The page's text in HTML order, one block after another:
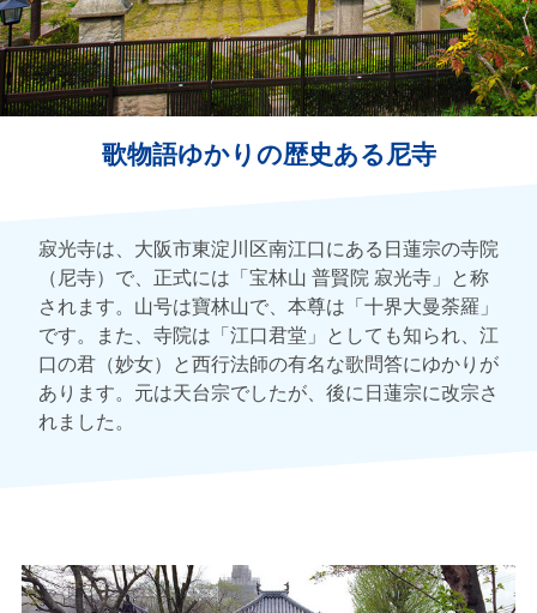
歌物語ゆかりの歴史ある尼寺
寂光寺は、大阪市東淀川区南江口にある日蓮宗の寺院
（尼寺）で、正式には「宝林山 普賢院 寂光寺」と称
されます。山号は寶林山で、本尊は「十界大曼荼羅」
です。また、寺院は「江口君堂」としても知られ、江
口の君（妙女）と西行法師の有名な歌問答にゆかりが
あります。元は天台宗でしたが、後に日蓮宗に改宗さ
れました。